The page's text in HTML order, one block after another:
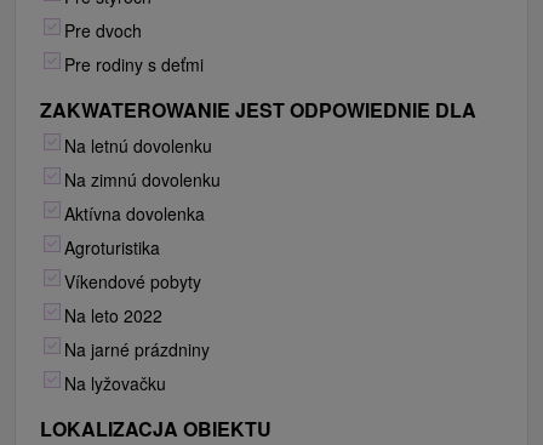
Pre dvoch
Pre rodiny s deťmi
ZAKWATEROWANIE JEST ODPOWIEDNIE DLA
Na letnú dovolenku
Na zimnú dovolenku
Aktívna dovolenka
Agroturistika
Víkendové pobyty
Na leto 2022
Na jarné prázdniny
Na lyžovačku
LOKALIZACJA OBIEKTU